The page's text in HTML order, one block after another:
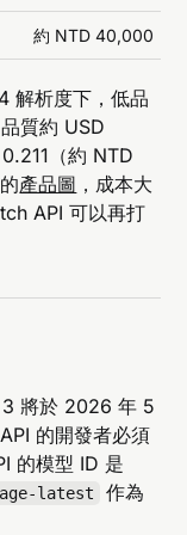
約 NTD 40,000
解析度下，低品
質約 USD
（約 NTD
產品圖 ，成本大
API 可以再打
3 將於 2026 年 5
的開發者必須
的模型 ID 是
latest
作為